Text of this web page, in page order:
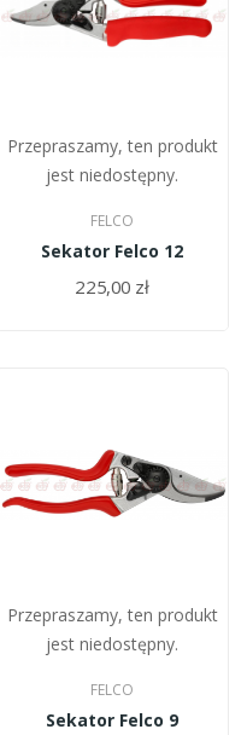
Przepraszamy, ten produkt
jest niedostępny.
FELCO
Sekator Felco 12
225,00 zł
Przepraszamy, ten produkt
jest niedostępny.
FELCO
Sekator Felco 9